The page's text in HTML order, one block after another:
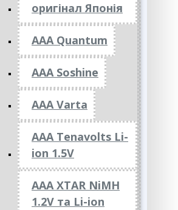
оригінал Японія
AAA Quantum
AAA Soshine
AAA Varta
AAA Tenavolts Li-
ion 1.5V
AAA XTAR NiMH
1.2V та Li-ion